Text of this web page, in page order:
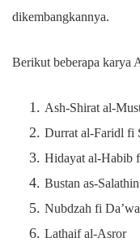
dikembangkannya.
Berikut beberapa karya
Ash-Shirat al-
Durrat al-Faridl fi
Hidayat al-Habib
Bustan as-
Nubdzah fi
Lathaif al-Asror